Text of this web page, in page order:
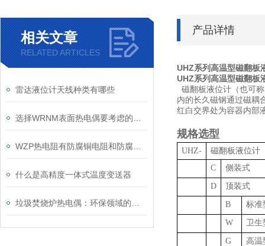
相关文章
RELATED ARTICLES
雷达液位计天线种类有哪些
什么是高精度一体式温度变送器
产品详情
UHZ系列高温型磁翻板
UHZ系列高温型磁翻板
磁翻板液位计（也可
内的长久磁钢通过磁耦
红白交界处为容器内部
规格选型
UHZ-
磁翻板液位计
C
侧装式
D 顶装式
B 标准
W 卫生
G 高温